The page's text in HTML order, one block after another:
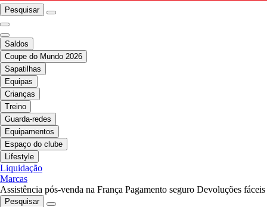
Pesquisar
Saldos
Coupe do Mundo 2026
Sapatilhas
Equipas
Crianças
Treino
Guarda-redes
Equipamentos
Espaço do clube
Lifestyle
Liquidação
Marcas
Assistência pós-venda na França Pagamento seguro Devoluções fáceis
Pesquisar